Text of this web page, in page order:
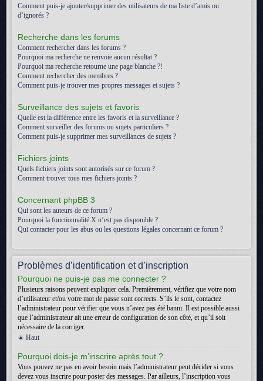
Comment puis-je ajouter/supprimer des utilisateurs de ma liste d’amis ou
d’ignorés ?
Recherche dans les forums
Comment rechercher dans les forums ?
Pourquoi ma recherche ne renvoie aucun résultat ?
Pourquoi ma recherche retourne une page blanche ?!
Comment rechercher des membres ?
Comment puis-je trouver mes propres messages et sujets ?
Surveillance des sujets et favoris
Quelle est la différence entre les favoris et la surveillance ?
Comment surveiller des forums ou sujets particuliers ?
Comment puis-je supprimer mes surveillances de sujets ?
Fichiers joints
Quels fichiers joints sont autorisés sur ce forum ?
Comment trouver tous mes fichiers joints ?
Concernant phpBB 3
Qui sont les auteurs de ce forum ?
Pourquoi la fonctionnalité X n’est pas disponible ?
Qui contacter pour les abus ou les questions légales concernant ce forum ?
Problèmes d’identification et d’inscription
Pourquoi ne puis-je pas me connecter ?
Plusieurs raisons peuvent expliquer cela. Premièrement, vérifiez que votre nom
d’utilisateur et/ou votre mot de passe sont corrects. S’ils le sont, contactez
l’administrateur pour vérifier que vous n’avez pas été banni. Il est possible aussi
que l’administrateur ait une erreur de configuration de son côté, et qu’il soit
nécessaire de la corriger.
Haut
Pourquoi dois-je m’inscrire après tout ?
Vous pouvez ne pas en avoir besoin mais l’administrateur peut décider si vous
devez vous inscrire pour poster des messages. Par ailleurs, l’inscription vous